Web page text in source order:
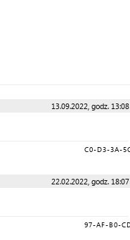
13.09.2022, godz. 13:08
C0-D3-3A-
22.02.2022, godz. 18:07
97-AF-B0-